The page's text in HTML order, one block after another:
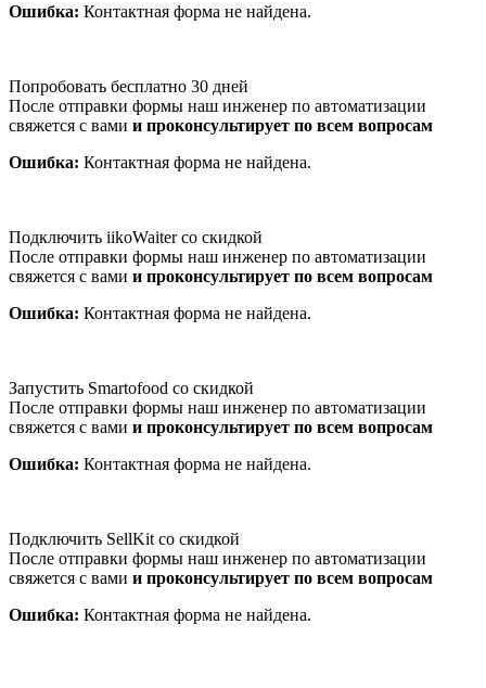
Ошибка: Контактная форма не найдена.
Попробовать бесплатно 30 дней
После отправки формы наш инженер по автоматизации
свяжется с вами и проконсультирует по всем вопросам
Ошибка: Контактная форма не найдена.
Подключить iikoWaiter со скидкой
После отправки формы наш инженер по автоматизации
свяжется с вами и проконсультирует по всем вопросам
Ошибка: Контактная форма не найдена.
Запустить Smartofood со скидкой
После отправки формы наш инженер по автоматизации
свяжется с вами и проконсультирует по всем вопросам
Ошибка: Контактная форма не найдена.
Подключить SellKit со скидкой
После отправки формы наш инженер по автоматизации
свяжется с вами и проконсультирует по всем вопросам
Ошибка: Контактная форма не найдена.